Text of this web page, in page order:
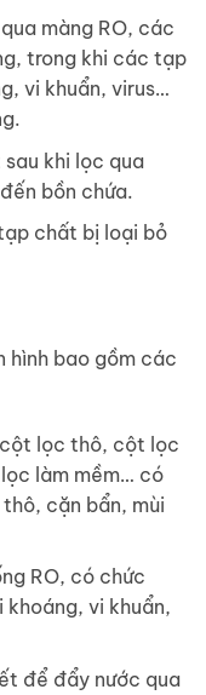
màng RO, các
trong khi các tạp
vi khuẩn, virus…
khi lọc qua
bồn chứa.
chất bị loại bỏ
hình bao gồm các
lọc thô, cột lọc
làm mềm… có
cặn bẩn, mùi
RO, có chức
vi khuẩn,
để đẩy nước qua